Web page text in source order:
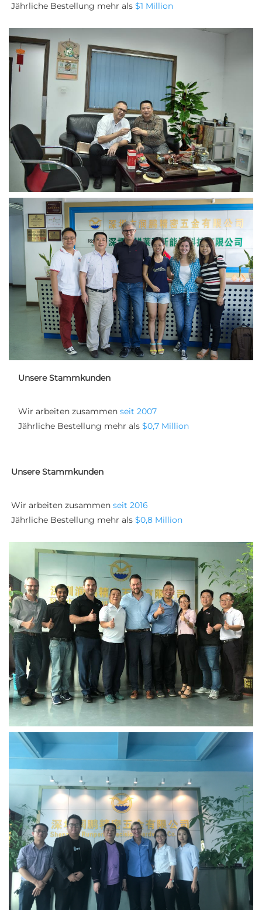
Jährliche Bestellung mehr als $1 Million
Unsere Stammkunden
Wir arbeiten zusammen seit 2007
Jährliche Bestellung mehr als $0,7 Million
Unsere Stammkunden
Wir arbeiten zusammen seit 2016
Jährliche Bestellung mehr als $0,8 Million